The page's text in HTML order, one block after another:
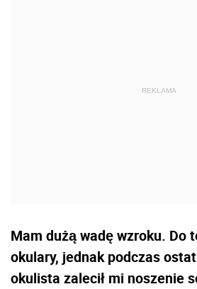
Mam dużą wadę wzroku. Do
okulary, jednak podczas
okulista zalecił mi noszenie